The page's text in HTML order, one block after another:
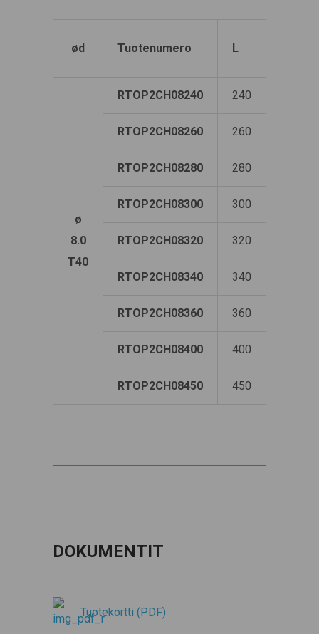
ød Tuotenumero L
ø
8.0
T40
RTOP2CH08240 240
RTOP2CH08260 260
RTOP2CH08280 280
RTOP2CH08300 300
RTOP2CH08320 320
RTOP2CH08340 340
RTOP2CH08360 360
RTOP2CH08400 400
RTOP2CH08450 450
DOKUMENTIT
Tuotekortti (PDF)